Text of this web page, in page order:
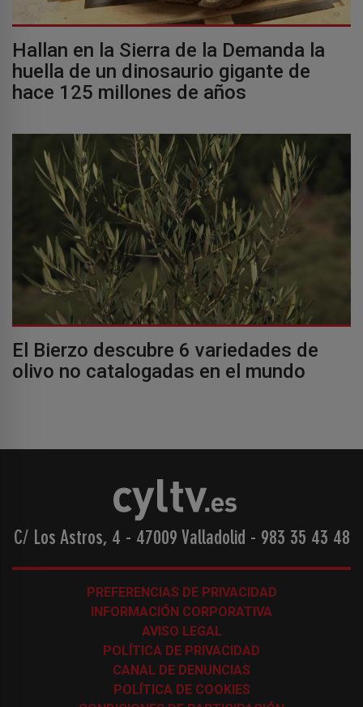
Hallan en la Sierra de la Demanda la
huella de un dinosaurio gigante de
hace 125 millones de años
El Bierzo descubre 6 variedades de
olivo no catalogadas en el mundo
C/ Los Astros, 4 - 47009 Valladolid - 983 35 43 48
PREFERENCIAS DE PRIVACIDAD
INFORMACIÓN CORPORATIVA
AVISO LEGAL
POLÍTICA DE PRIVACIDAD
CANAL DE DENUNCIAS
POLÍTICA DE COOKIES